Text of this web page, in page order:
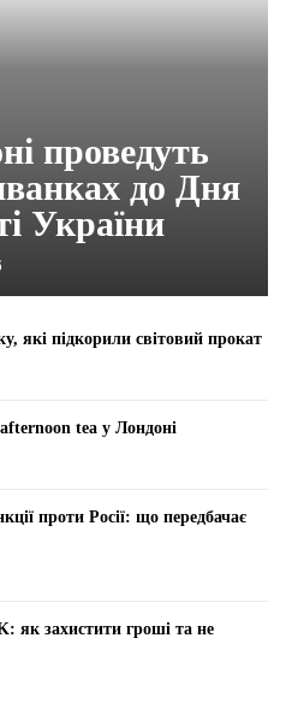
проведуть
до Дня
України
які підкорили світовий прокат
tea у Лондоні
проти Росії: що передбачає
як захистити гроші та не